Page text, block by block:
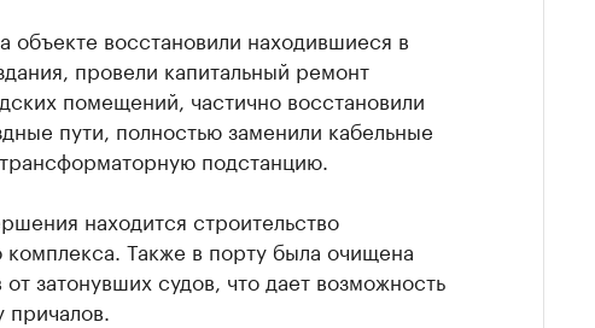
объекте восстановили находившиеся в
провели капитальный ремонт
помещений, частично восстановили
пути, полностью заменили кабельные
подстанцию.
находится строительство
комплекса. Также в порту была очищена
затонувших судов, что дает возможность